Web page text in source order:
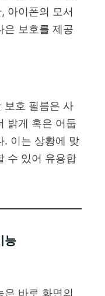
아이폰의 모서
은 보호를 제공
보호 필름은 사
밝게 혹은 어둡
. 이는 상황에 맞
수 있어 유용합
능
은 바로 화면의